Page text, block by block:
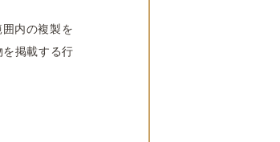
内の複製を
掲載する行